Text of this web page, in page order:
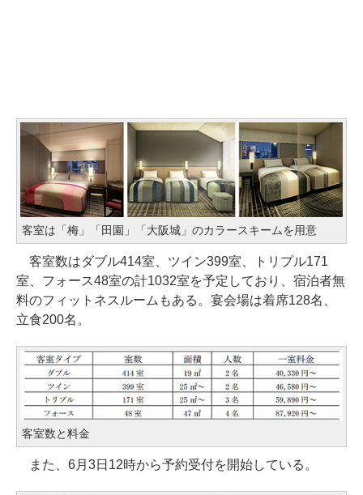
客室は「梅」「田園」「大阪城」のカラースキームを用意
客室数はダブル414室、ツイン399室、トリプル171
室、フォース48室の計1032室を予定しており、宿泊者無
料のフィットネスルームもある。宴会場は着席128名、
立食200名。
客室数と料金
また、6月3日12時から予約受付を開始している。